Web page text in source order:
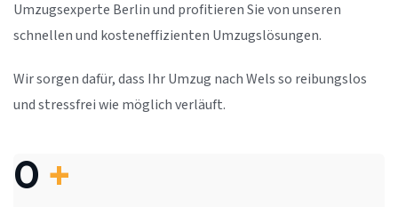
Umzugsexperte Berlin und profitieren Sie von unseren
schnellen und kosteneffizienten Umzugslösungen.
Wir sorgen dafür, dass Ihr Umzug nach Wels so reibungslos
und stressfrei wie möglich verläuft.
0 +